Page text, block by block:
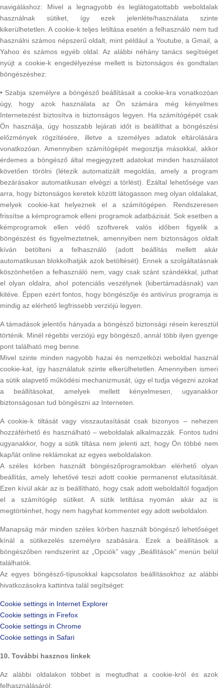
navigáláshoz: Mivel a legnagyobb és leglátogatottabb weboldalak
használnak sütiket, így ezek jelenléte/használata szinte
kikerülhetetlen. A cookie-k teljes letiltása esetén a felhasználó nem tud
használni számos népszerű oldalt, mint például a Youtube, a Gmail, a
Yahoo és számos egyéb oldal. Az alábbi néhány tanács segítséget
nyújt a cookie-k engedélyezése mellett is biztonságos és gondtalan
böngészéshez:
• Szabja személyre a böngésző beállításait a cookie-kra vonatkozóan
úgy, hogy azok használata az Ön számára még kényelmes
Internetezést biztosítva is biztonságos legyen. Ha számítógépét csak
Ön használja, úgy hosszabb lejárati időt is beállíthat a böngészési
előzmények rögzítésére, illetve a személyes adatok eltárolására
vonatkozóan. Amennyiben számítógépét megosztja másokkal, akkor
érdemes a böngésző által megjegyzett adatokat minden használatot
követően törölni (létezik automatizált megoldás, amely a program
bezárásakor automatikusan elvégzi a törlést). Ezáltal lehetősége van
arra, hogy biztonságos keretek között látogasson meg olyan oldalakat,
melyek cookie-kat helyeznek el a számítógépen. Rendszeresen
frissítse a kémprogramok elleni programok adatbázisát. Sok esetben a
kémprogramok ellen védő szoftverek valós időben figyelik a
böngészést és figyelmeztetnek, amennyiben nem biztonságos oldalt
kíván betölteni a felhasználó (adott beállítás mellett akár
automatikusan blokkolhatják azok betöltését). Ennek a szolgáltatásnak
köszönhetően a felhasználó nem, vagy csak szánt szándékkal, juthat
el olyan oldalra, ahol potenciális veszélynek (kibertámadásnak) van
kitéve. Éppen ezért fontos, hogy böngészője és antivírus programja is
mindig az elérhető legfrissebb verziójú legyen.
A támadások jelentős hányada a böngésző biztonsági résein keresztül
történik. Minél régebbi verziójú egy böngésző, annál több ilyen gyenge
pont található meg benne.
Mivel szinte minden nagyobb hazai és nemzetközi weboldal használ
cookie-kat, így használatuk szinte elkerülhetetlen. Amennyiben ismeri
a sütik alapvető működési mechanizmusát, úgy el tudja végezni azokat
a beállításokat, amelyek mellett kényelmesen, ugyanakkor
biztonságosan tud böngészni az Interneten.
A cookie-k tiltását vagy visszautasítását csak bizonyos – nehezen
hozzáférhető és használható – weboldalak alkalmazzák. Fontos tudni
ugyanakkor, hogy a sütik tiltása nem jelenti azt, hogy Ön többé nem
kap/lát online reklámokat az egyes weboldalakon.
A széles körben használt böngészőprogramokban elérhető olyan
beállítás, amely lehetővé teszi adott cookie permanenst elutasítását.
Ezen kívül akár az is beállítható, hogy csak adott weboldaltól fogadjon
el a számítógép sütiket. A sütik letiltása nyomán akár az is
megtörténhet, hogy nem hagyhat kommentet egy adott weboldalon.
Manapság már minden széles körben használt böngésző lehetőséget
kínál a sütikezelés személyre szabására. Ezek a beállítások a
böngészőben rendszerint az „Opciók” vagy „Beállítások” menün belül
találhatók.
Az egyes böngésző-típusokkal kapcsolatos beállításokhoz az alábbi
hivatkozásokra kattintva talál segítséget:
Cookie settings in Internet Explorer
Cookie settings in Firefox
Cookie settings in Chrome
Cookie settings in Safari
10. További hasznos linkek
Az alábbi oldalakon többet is megtudhat a cookie-król és azok
felhasználásáról: